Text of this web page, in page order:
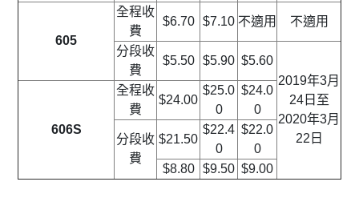
605
全程收
費
$6.70 $7.10 不適用 不適用
分段收
費
$5.50 $5.90 $5.60
2019年3月
24日至
2020年3月
22日
606S
全程收
費
$24.00
$25.0
0
$24.0
0
分段收
費
$21.50
$22.4
0
$22.0
0
$8.80
$9.50 $9.00